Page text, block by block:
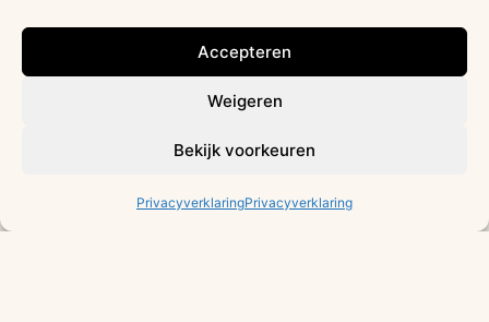
Accepteren
Weigeren
Bekijk voorkeuren
PrivacyverklaringPrivacyverklaring